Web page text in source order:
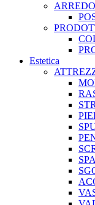
Estetica